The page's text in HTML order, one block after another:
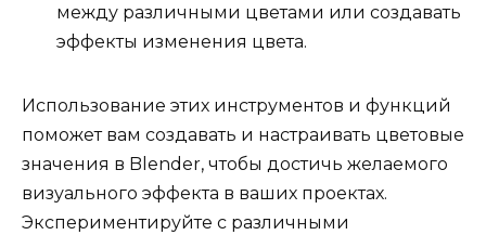
между различными цветами или создавать
эффекты изменения цвета.
Использование этих инструментов и функций
поможет вам создавать и настраивать цветовые
значения в Blender, чтобы достичь желаемого
визуального эффекта в ваших проектах.
Экспериментируйте с различными